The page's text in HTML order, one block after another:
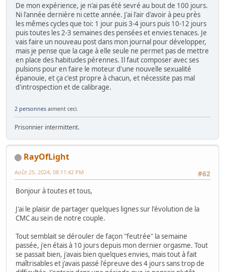
De mon expérience, je n'ai pas été sevré au bout de 100 jours.
Ni l'année dernière ni cette année. J'ai l'air d'avoir à peu près
les mêmes cycles que toi: 1 jour puis 3-4 jours puis 10-12 jours
puis toutes les 2-3 semaines des pensées et envies tenaces. Je
vais faire un nouveau post dans mon journal pour développer,
mais je pense que la cage à elle seule ne permet pas de mettre
en place des habitudes pérennes. Il faut composer avec ses
pulsions pour en faire le moteur d'une nouvelle sexualité
épanouie, et ça c'est propre à chacun, et nécessite pas mal
d'introspection et de calibrage.
2 personnes aiment ceci.
Prisonnier intermittent.
RayOfLight
#62
Août 25, 2024, 08:11:42 PM
Bonjour à toutes et tous,
J'ai le plaisir de partager quelques lignes sur l'évolution de la
CMC au sein de notre couple.
Tout semblait se dérouler de façon "feutrée" la semaine
passée, j'en étais à 10 jours depuis mon dernier orgasme. Tout
se passait bien, j'avais bien quelques envies, mais tout à fait
maîtrisables et j'avais passé l'épreuve des 4 jours sans trop de